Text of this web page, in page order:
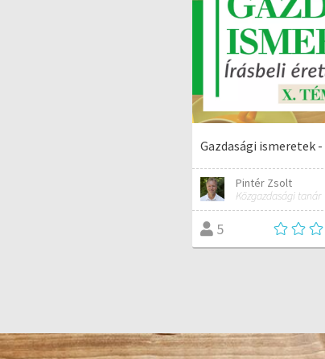
Gazdasági ismeretek
Pintér Zsolt
Közgazdasági tanár
5